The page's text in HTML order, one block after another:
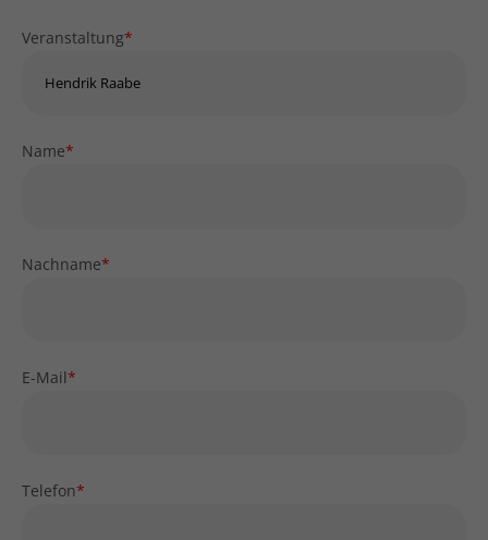
Veranstaltung*
Name*
Nachname*
E-Mail*
Telefon*